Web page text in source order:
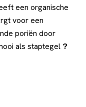
een organische
voor een
poriën door
als staptegel ?